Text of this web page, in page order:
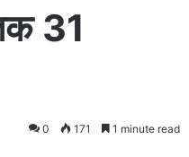
31
0 171 1 minute read